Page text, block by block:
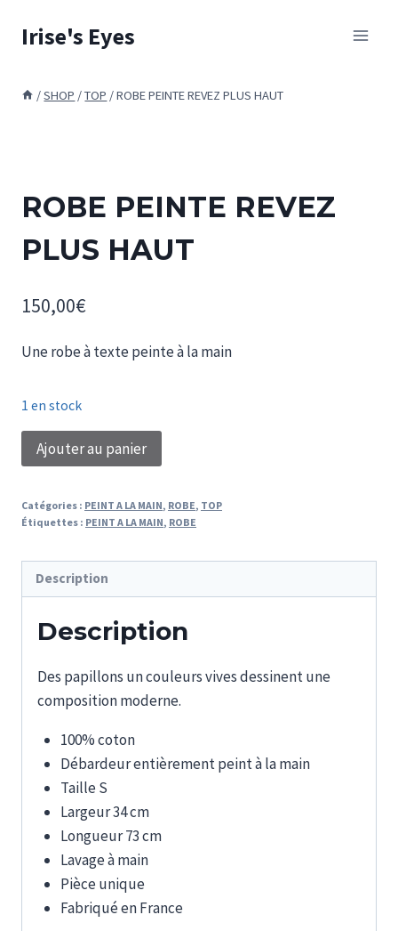
Irise's Eyes
/SHOP /TOP /ROBE PEINTE REVEZ PLUS HAUT
ROBE PEINTE REVEZ
PLUS HAUT
150,00€
Une robe à texte peinte à la main
1 en stock
quantité
de
PEINTE
PLUS
HAUT
Ajouter au panier
Catégories : PEINT A LA MAIN, ROBE, TOP
Étiquettes : PEINT A LA MAIN, ROBE
Description
Description
Des papillons un couleurs vives dessinent une
composition moderne.
100% coton
Débardeur entièrement peint à la main
Taille S
Largeur 34 cm
Longueur 73 cm
Lavage à main
Pièce unique
Fabriqué en France